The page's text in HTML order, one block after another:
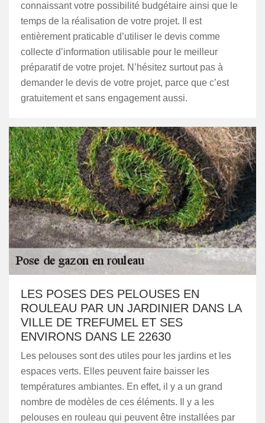
connaissant votre possibilité budgétaire ainsi que le
temps de la réalisation de votre projet. Il est
entièrement praticable d’utiliser le devis comme
collecte d’information utilisable pour le meilleur
préparatif de votre projet. N’hésitez surtout pas à
demander le devis de votre projet, parce que c’est
gratuitement et sans engagement aussi.
LES POSES DES PELOUSES EN
ROULEAU PAR UN JARDINIER DANS LA
VILLE DE TREFUMEL ET SES
ENVIRONS DANS LE 22630
Les pelouses sont des utiles pour les jardins et les
espaces verts. Elles peuvent faire baisser les
températures ambiantes. En effet, il y a un grand
nombre de modèles de ces éléments. Il y a les
pelouses en rouleau qui peuvent être installées par